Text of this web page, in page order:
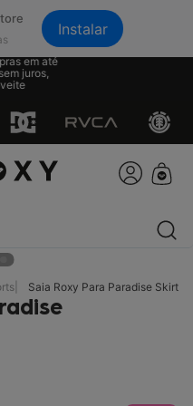
Instalar
suas
em até
juros,
Saia Roxy Para Paradise Skirt